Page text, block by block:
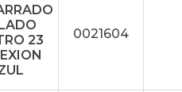
0021604